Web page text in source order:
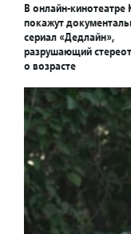
В онлайн-кинотеатре
покажут
сериал «Дедлайн»,
разрушающий
о возрасте